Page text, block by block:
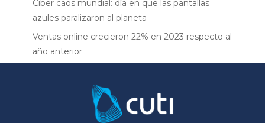
Ciber caos mundial: día en que las pantallas
azules paralizaron al planeta
Ventas online crecieron 22% en 2023 respecto al
año anterior